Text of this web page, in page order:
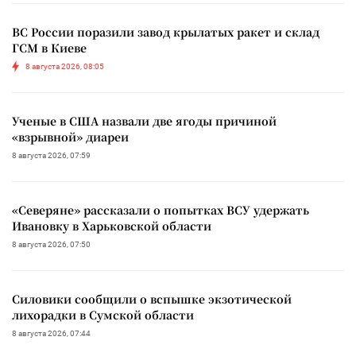
ВС России поразили завод крылатых ракет и склад
ГСМ в Киеве
8 августа 2026, 08:05
Ученые в США назвали две ягоды причиной
«взрывной» диареи
8 августа 2026, 07:59
«Северяне» рассказали о попытках ВСУ удержать
Ивановку в Харьковской области
8 августа 2026, 07:50
Силовики сообщили о вспышке экзотической
лихорадки в Сумской области
8 августа 2026, 07:44